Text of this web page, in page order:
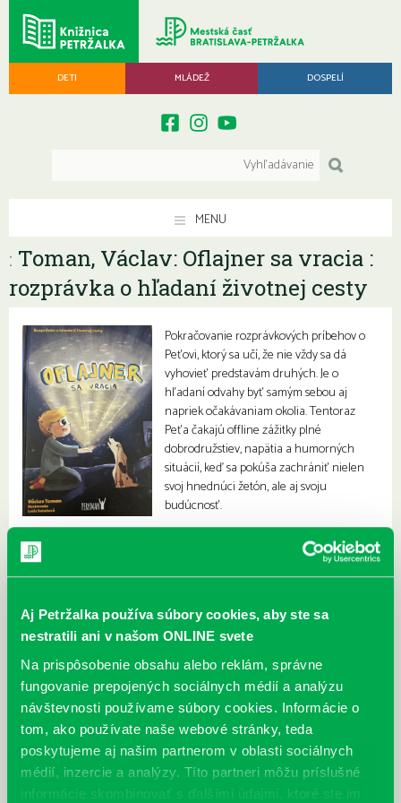
Aj Petržalka používa súbory cookies, aby ste sa
nestratili ani v našom ONLINE svete
Na prispôsobenie obsahu alebo reklám, správne
fungovanie prepojených sociálnych médií a analýzu
návštevnosti používame súbory cookies. Informácie o
tom, ako používate naše webové stránky, teda
poskytujeme aj našim partnerom v oblasti sociálnych
médií, inzercie a analýzy. Títo partneri môžu príslušné
informácie skombinovať s ďalšími údajmi, ktoré ste im
DETI MLÁDEŽ DOSPELÍ
MENU
: Toman, Václav: Oflajner sa vracia :
rozprávka o hľadaní životnej cesty
Pokračovanie rozprávkových príbehov o
Peťovi, ktorý sa učí, že nie vždy sa dá
vyhovieť predstavám druhých. Je o
hľadaní odvahy byť samým sebou aj
napriek očakávaniam okolia. Tentoraz
Peťa čakajú offline zážitky plné
dobrodružstiev, napätia a humorných
situácií, keď sa pokúša zachrániť nielen
svoj hnednúci žetón, ale aj svoju
budúcnosť.
Zobraziť v online katalógu